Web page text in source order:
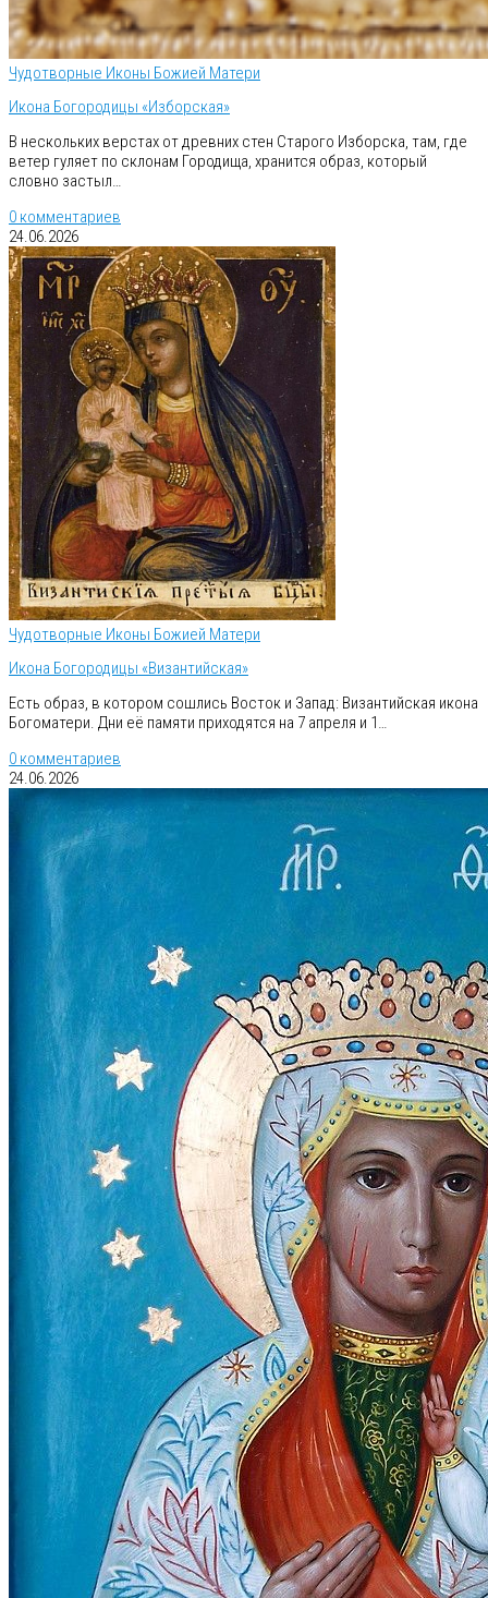
Чудотворные Иконы Божией Матери
Икона Богородицы «Изборская»
В нескольких верстах от древних стен Старого Изборска, там, где
ветер гуляет по склонам Городища, хранится образ, который
словно застыл…
0 комментариев
24.06.2026
Чудотворные Иконы Божией Матери
Икона Богородицы «Византийская»
Есть образ, в котором сошлись Восток и Запад: Византийская икона
Богоматери. Дни её памяти приходятся на 7 апреля и 1…
0 комментариев
24.06.2026